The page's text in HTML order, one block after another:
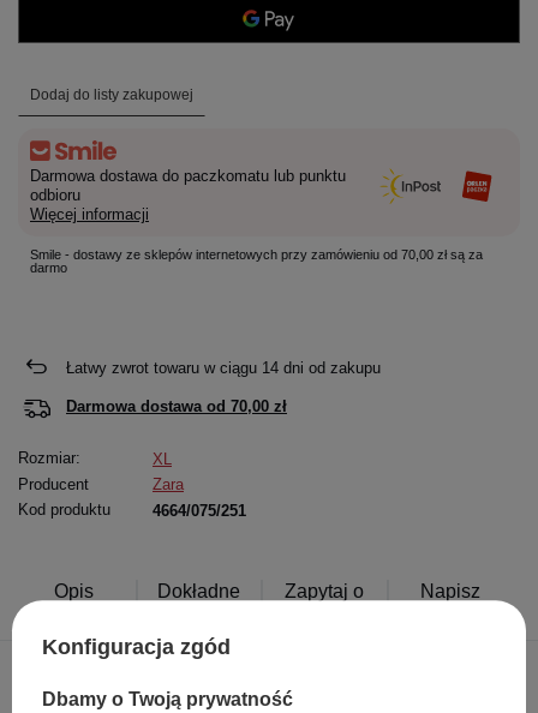
Dodaj do listy zakupowej
Darmowa dostawa do paczkomatu lub punktu
odbioru
Więcej informacji
Smile - dostawy ze sklepów internetowych przy zamówieniu od 70,00 zł są za
darmo
Łatwy zwrot towaru w ciągu 14 dni od zakupu
Darmowa dostawa od 70,00 zł
Rozmiar:
XL
Producent
Zara
Kod produktu
4664/075/251
Opis
Dokładne
Zapytaj o
Napisz
Konfiguracja zgód
Dbamy o Twoją prywatność